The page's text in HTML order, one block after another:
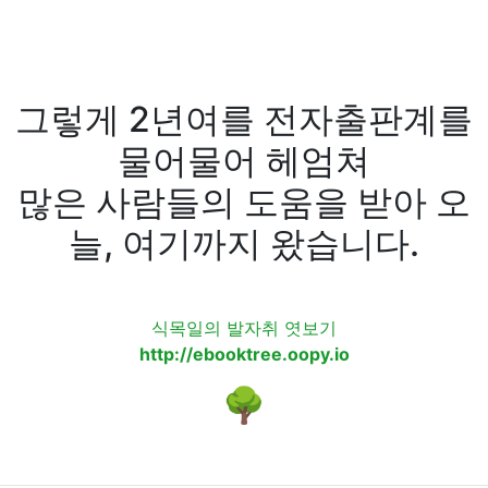
그렇게 2년여를 전자출판계를
물어물어 헤엄쳐
많은 사람들의 도움을 받아 오
늘, 여기까지 왔습니다.
식목일의 발자취 엿보기
http://ebooktree.oopy.io
🌳